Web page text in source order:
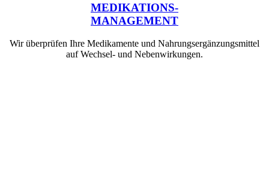
MEDIKATIONS-
MANAGEMENT
Wir überprüfen Ihre Medikamente und Nahrungsergänzungsmittel
auf Wechsel- und Nebenwirkungen.